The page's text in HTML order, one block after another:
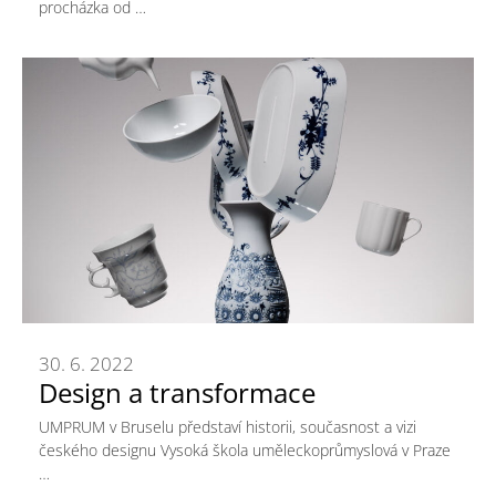
procházka od …
Design a transformace
30. 6. 2022
UMPRUM v Bruselu představí historii, současnost a vizi
českého designu Vysoká škola uměleckoprůmyslová v Praze
…